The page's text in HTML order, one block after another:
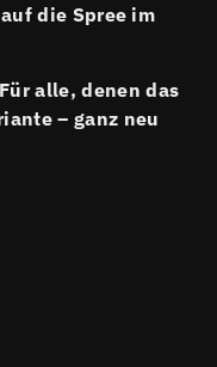
die Spree im
alle, denen das
– ganz neu